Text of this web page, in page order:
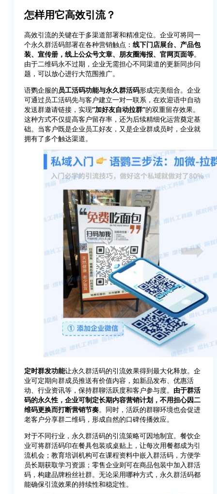
怎样用它高效引流？
高效引流的关键在于多渠道部署和精准定位。企业可将同一
个永久群活码部署在各种营销触点： 线下门店展台、产品包
装、宣传册，线上公众号文章、朋友圈海报、官网页面等。
由于二维码永不过期，企业无需担心不同渠道的更新同步问
题，可以放心进行大范围推广。
语鹦企服的员工活码功能与永久群活码形成完美组合。企业
可通过员工活码先与客户建立一对一联系，在欢迎语中自动
发送群邀请链接，实现“加好友自动拉群”的双重留存效果。
这种方式不仅提高客户留存率，还为后续精细化运营奠定基
础。当客户既是企业员工好友，又是企业群成员时，企业就
拥有了多个触达渠道。
定时群发功能让永久群活码的引流效果得到最大化释放。企
业可定期向群成员推送有价值内容，如新品发布、优惠活
动、行业资讯等，保持群聊活跃度和客户参与度。 由于群活
码的永久性，企业可制定长期内容营销计划，不用担心因二
维码更换而打断营销节奏。同时，活跃的群聊环境也会促进
老客户分享群二维码，形成自然的口碑传播效应。
对于不同行业，永久群活码的引流策略可因地制宜。餐饮企
业可将群活码印在餐具包装或桌贴上，让每次用餐都成为引
流机会；教育培训机构可在课程资料中嵌入群活码，方便学
员长期获取学习资源；零售企业则可在商品包装中加入群活
码，构建品牌粉丝社群。无论采用哪种方式，永久群活码都
能确保引流效果的持续性和稳定性。